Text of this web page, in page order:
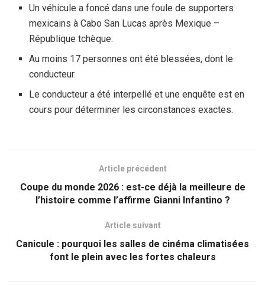
Un véhicule a foncé dans une foule de supporters
mexicains à Cabo San Lucas après Mexique –
République tchèque.
Au moins 17 personnes ont été blessées, dont le
conducteur.
Le conducteur a été interpellé et une enquête est en
cours pour déterminer les circonstances exactes.
Article précédent
Coupe du monde 2026 : est-ce déjà la meilleure de
l’histoire comme l’affirme Gianni Infantino ?
Article suivant
Canicule : pourquoi les salles de cinéma climatisées
font le plein avec les fortes chaleurs